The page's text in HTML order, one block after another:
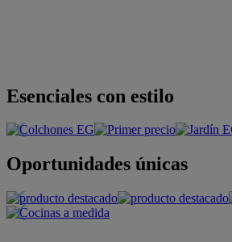
Descuentos y más
+INFO
+INFO